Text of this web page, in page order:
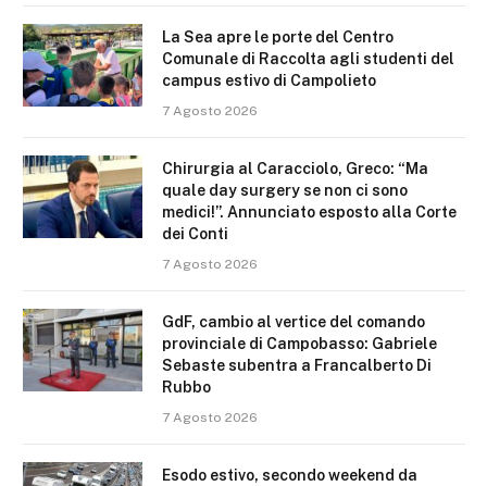
La Sea apre le porte del Centro
Comunale di Raccolta agli studenti del
campus estivo di Campolieto
7 Agosto 2026
Chirurgia al Caracciolo, Greco: “Ma
quale day surgery se non ci sono
medici!”. Annunciato esposto alla Corte
dei Conti
7 Agosto 2026
GdF, cambio al vertice del comando
provinciale di Campobasso: Gabriele
Sebaste subentra a Francalberto Di
Rubbo
7 Agosto 2026
Esodo estivo, secondo weekend da